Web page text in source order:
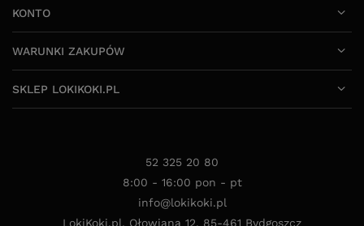
KONTO
WARUNKI ZAKUPÓW
SKLEP LOKIKOKI.PL
52 325 20 80
8:00 - 16:00 pon - pt
info@lokikoki.pl
LokiKoki.pl, Ołowiana 12, 85-461 Bydgoszcz